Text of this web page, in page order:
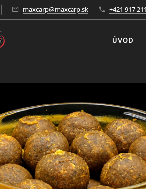
maxcarp@maxcarp.sk +421 917
ÚVOD